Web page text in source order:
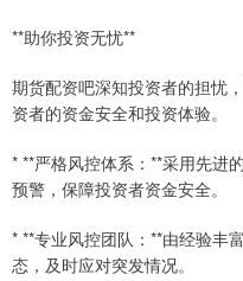
**助你投资无忧**
期货配资吧深知投资者的担忧
资者的资金安全和投资体验。
* **严格风控体系：**采用先进
预警，保障投资者资金安全。
* **专业风控团队：**由经验丰
态，及时应对突发情况。